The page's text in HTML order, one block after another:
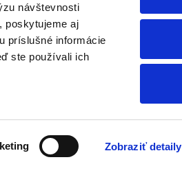
návštevnosti
poskytujeme aj
príslušné informácie
ste používali ich
Zobraziť detaily
LinkedIn